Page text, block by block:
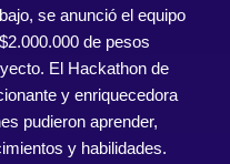
se anunció el equipo
de pesos
El Hackathon de
y enriquecedora
pudieron aprender,
y habilidades.